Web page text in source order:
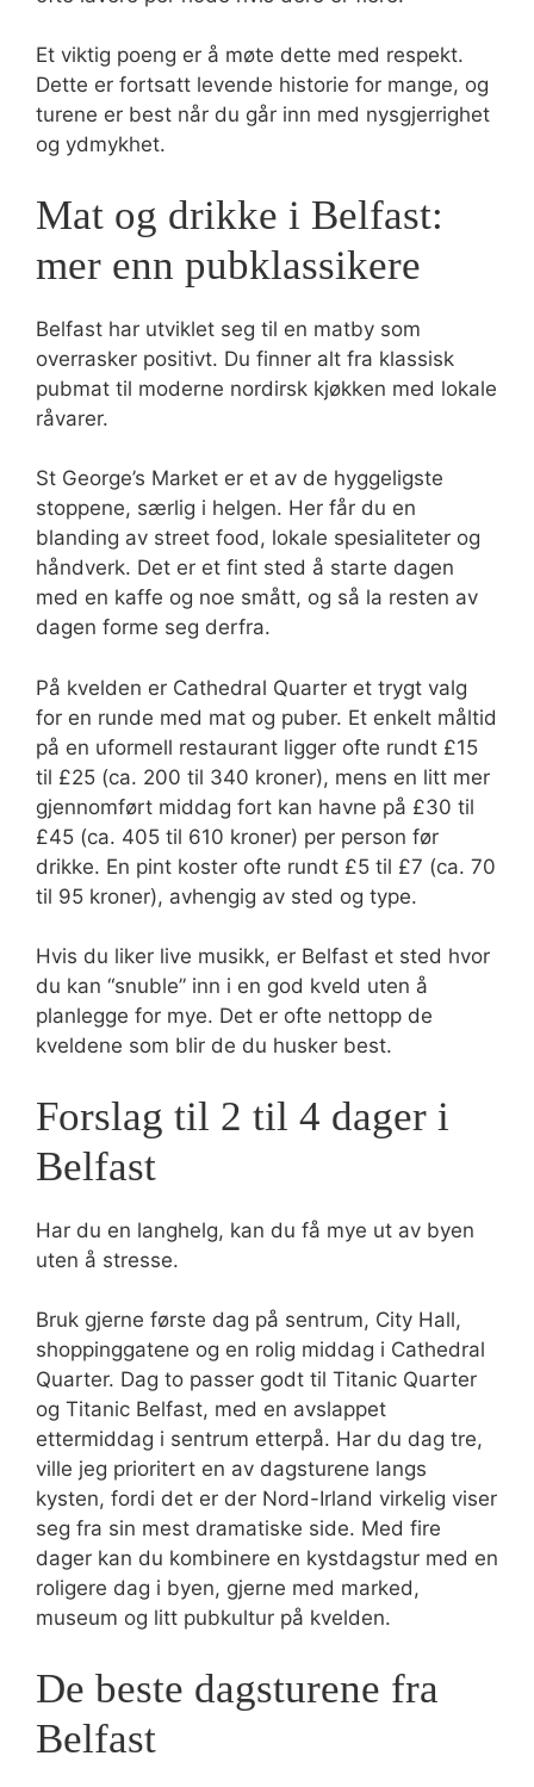
Et viktig poeng er å møte dette med respekt.
Dette er fortsatt levende historie for mange, og
turene er best når du går inn med nysgjerrighet
og ydmykhet.
Mat og drikke i Belfast:
mer enn pubklassikere
Belfast har utviklet seg til en matby som
overrasker positivt. Du finner alt fra klassisk
pubmat til moderne nordirsk kjøkken med lokale
råvarer.
St George’s Market er et av de hyggeligste
stoppene, særlig i helgen. Her får du en
blanding av street food, lokale spesialiteter og
håndverk. Det er et fint sted å starte dagen
med en kaffe og noe smått, og så la resten av
dagen forme seg derfra.
På kvelden er Cathedral Quarter et trygt valg
for en runde med mat og puber. Et enkelt måltid
på en uformell restaurant ligger ofte rundt £15
til £25 (ca. 200 til 340 kroner), mens en litt mer
gjennomført middag fort kan havne på £30 til
£45 (ca. 405 til 610 kroner) per person før
drikke. En pint koster ofte rundt £5 til £7 (ca. 70
til 95 kroner), avhengig av sted og type.
Hvis du liker live musikk, er Belfast et sted hvor
du kan “snuble” inn i en god kveld uten å
planlegge for mye. Det er ofte nettopp de
kveldene som blir de du husker best.
Forslag til 2 til 4 dager i
Belfast
Har du en langhelg, kan du få mye ut av byen
uten å stresse.
Bruk gjerne første dag på sentrum, City Hall,
shoppinggatene og en rolig middag i Cathedral
Quarter. Dag to passer godt til Titanic Quarter
og Titanic Belfast, med en avslappet
ettermiddag i sentrum etterpå. Har du dag tre,
ville jeg prioritert en av dagsturene langs
kysten, fordi det er der Nord-Irland virkelig viser
seg fra sin mest dramatiske side. Med fire
dager kan du kombinere en kystdagstur med en
roligere dag i byen, gjerne med marked,
museum og litt pubkultur på kvelden.
De beste dagsturene fra
Belfast